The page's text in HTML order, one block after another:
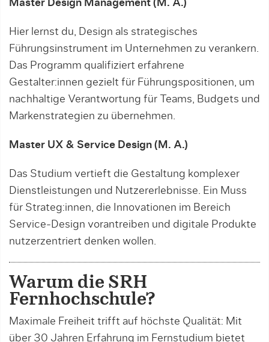
Master Design Management (M. A.)
Hier lernst du, Design als strategisches
Führungsinstrument im Unternehmen zu verankern.
Das Programm qualifiziert erfahrene
Gestalter:innen gezielt für Führungspositionen, um
nachhaltige Verantwortung für Teams, Budgets und
Markenstrategien zu übernehmen.
Master UX & Service Design (M. A.)
Das Studium vertieft die Gestaltung komplexer
Dienstleistungen und Nutzererlebnisse. Ein Muss
für Strateg:innen, die Innovationen im Bereich
Service-Design vorantreiben und digitale Produkte
nutzerzentriert denken wollen.
Warum die SRH
Fernhochschule?
Maximale Freiheit trifft auf höchste Qualität: Mit
über 30 Jahren Erfahrung im Fernstudium bietet